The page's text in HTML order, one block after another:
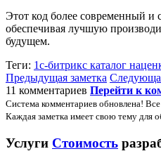
Этот код более современный и
обеспечивая лучшую
будущем.
Теги: 1с-битрикс каталог
Предыдущая заметка
11 комментариев Перейти к
Система комментариев обновлена!
Каждая заметка имеет свою тему для
Услуги Стоимость